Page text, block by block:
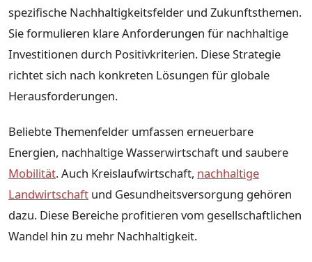
spezifische Nachhaltigkeitsfelder und Zukunftsthemen.
Sie formulieren klare Anforderungen für nachhaltige
Investitionen durch Positivkriterien. Diese Strategie
richtet sich nach konkreten Lösungen für globale
Herausforderungen.
Beliebte Themenfelder umfassen erneuerbare
Energien, nachhaltige Wasserwirtschaft und saubere
Mobilität. Auch Kreislaufwirtschaft, nachhaltige
Landwirtschaft und Gesundheitsversorgung gehören
dazu. Diese Bereiche profitieren vom gesellschaftlichen
Wandel hin zu mehr Nachhaltigkeit.